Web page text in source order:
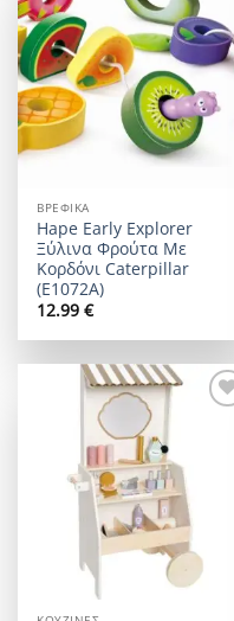
Add to
ΒΡΕΦΙΚΆ
Hape Early Explorer
Ξύλινα Φρούτα Με
Κορδόνι Caterpillar
(E1072A)
12.99€